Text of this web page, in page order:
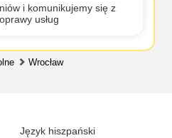
i komunikujemy się z
usług
Wrocław
Język hiszpański